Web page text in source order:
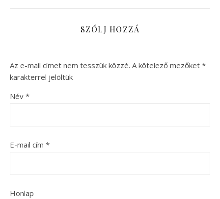
SZÓLJ HOZZÁ
Az e-mail címet nem tesszük közzé. A kötelező mezőket *
karakterrel jelöltük
Név *
E-mail cím *
Honlap